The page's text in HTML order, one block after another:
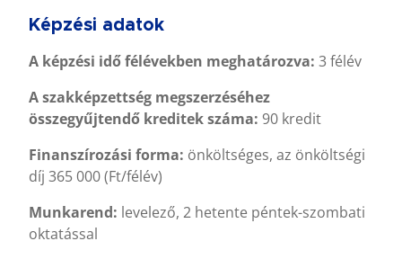
Képzési adatok
A képzési idő félévekben meghatározva: 3 félév
A szakképzettség megszerzéséhez
összegyűjtendő kreditek száma: 90 kredit
Finanszírozási forma: önköltséges, az önköltségi
díj 365 000 (Ft/félév)
Munkarend: levelező, 2 hetente péntek-szombati
oktatással